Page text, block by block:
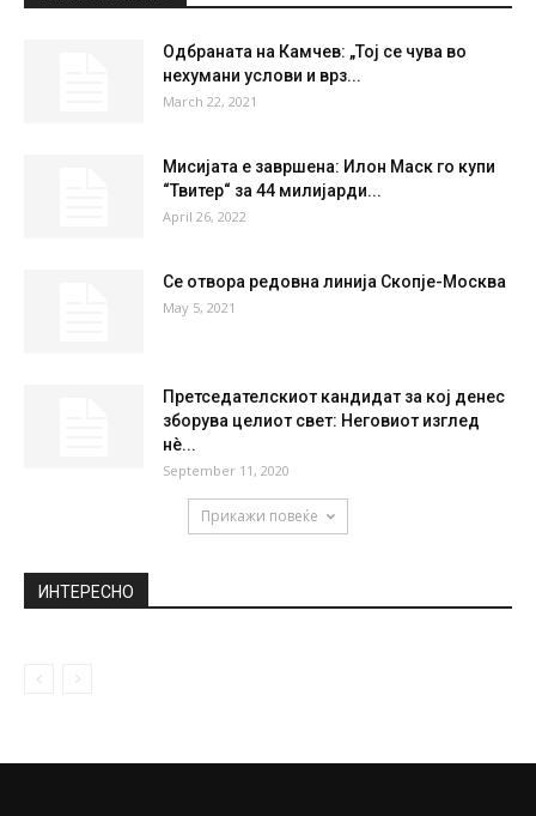
Одбраната на Камчев: „Тој се чува во
нехумани услови и врз...
March 22, 2021
Мисијата е завршена: Илон Маск го купи
“Твитер“ за 44 милијарди...
April 26, 2022
Се отвора редовна линија Скопје-Москва
May 5, 2021
Претседателскиот кандидат за кој денес
зборува целиот свет: Неговиот изглед
нè...
September 11, 2020
Прикажи повеќе
ИНТЕРЕСНО